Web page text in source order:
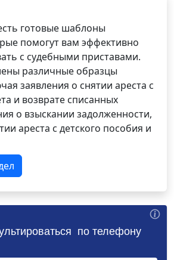
готовые шаблоны
помогут вам эффективно
с судебными приставами.
различные образцы
заявления о снятии ареста с
и возврате списанных
о взыскании задолженности,
ареста с детского пособия и